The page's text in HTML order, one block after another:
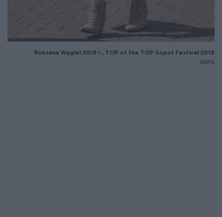
Roksana Węgiel 2019 r., TOP of the TOP Sopot Festival 2019
AKPA